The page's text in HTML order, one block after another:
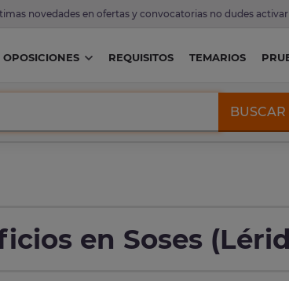
novedades en ofertas y convocatorias no dudes
OPOSICIONES REQUISITOS TEMARIOS
BUSCAR
en Soses